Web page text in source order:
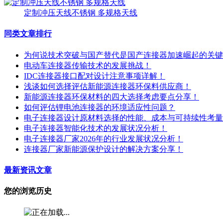
定制冲压天线不锈钢 多规格天线
同类文章排行
为何说技术突破与国产替代是国产连接器加速崛起的关
电动车连接器传输技术的发展挑战！
IDC连接器接口配对设计注意事项详解！
浅谈如何选择评估新能源连接器环保料供应商！
新能源连接器环保材料的四大选择考虑要点分享！
如何评估锂电池连接器的环境适应性问题？
电子连接器设计原材料选择的性能、成本与可持续性考量
电子连接器智能化技术的发展状况分析！
电子连接器厂家2026年的行业发展状况分析！
连接器厂家新能源保护设计的解决方案分享！
最新资讯文章
您的浏览历史